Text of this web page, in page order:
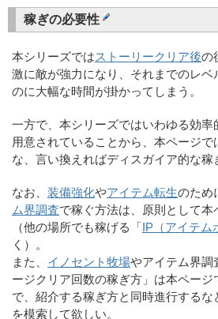
稼ぎの必要性
本シリーズではストーリークリア後の
激に敵が強力になり、それまでのレベ
のに大幅な時間が掛かってしまう。
一方で、本シリーズではいわゆる効率
用意されていることから、本ページで
な、言い換えればディスガイア的な稼
なお、 装備強化やアイテム転生のため
ム界調査で稼ぐ方法は、原則として本
（他の場所でも稼げる「IP（アイテム
く）。
また、 イノセント牧場やアイテム界調
ージクリア回数の稼ぎ方」は本ペー
で、紹介する稼ぎ方と同時進行するな
を模索して欲しい。